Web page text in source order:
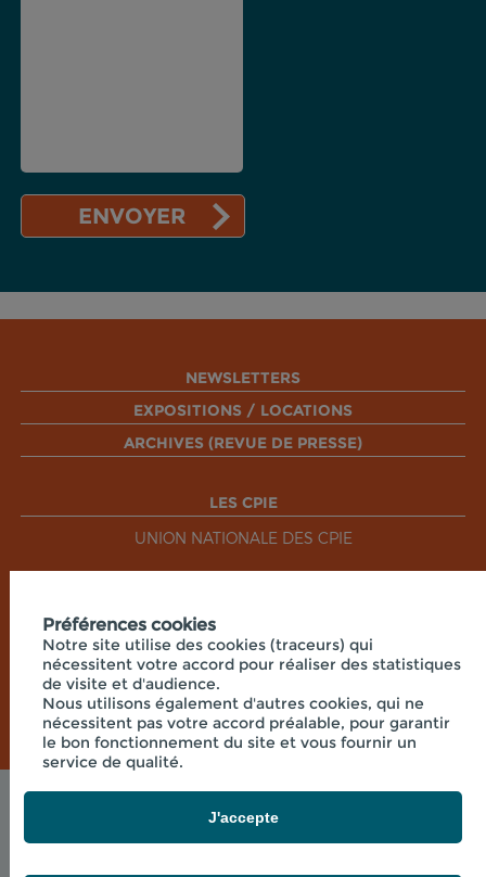
NEWSLETTERS
EXPOSITIONS / LOCATIONS
ARCHIVES (REVUE DE PRESSE)
LES CPIE
UNION NATIONALE DES CPIE
RÉSEAUX SOCIAUX
Mentions légales
© 2026 - CPIE PAYS DE BOURGOGNE - PRÉ OUCHE
Préférences cookies
Notre site utilise des cookies (traceurs) qui
nécessitent votre accord pour réaliser des statistiques
de visite et d'audience.
Nous utilisons également d'autres cookies, qui ne
nécessitent pas votre accord préalable, pour garantir
le bon fonctionnement du site et vous fournir un
service de qualité.
J'accepte